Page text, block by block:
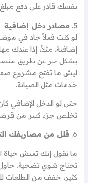
نفسك قادر على دفع مبلغ
5. مصادر دخل إضافية
لو كنت فعلاً جاد في
إضافية. مثلاً، إذا عندك
بشكل حر عن طريق
ليش ما تفتح مشروع
خدمات مثل الصيانة.
حتى لو الدخل الإضافي
تخلص جزء كبير من
6. قلل من مصاريفك
ما نقول إنك تعيش حياة التقشف
تحتاج شوي تضحية. حاول
كثير، خفف من الطلعات